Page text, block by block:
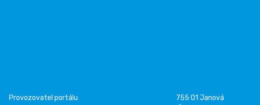
Provozovatel portálu
755 01 Janová